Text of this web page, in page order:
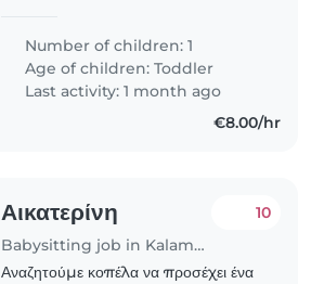
hours from Monday till Friday,
from 9 or 10 am at our home...
Number of children: 1
Age of children:Toddler
Last activity: 1 month ago
€8.00/hr
Αικατερίνη
Babysitting job in Kalamaria
10
Αναζητούμε κοπέλα να προσέχει ένα